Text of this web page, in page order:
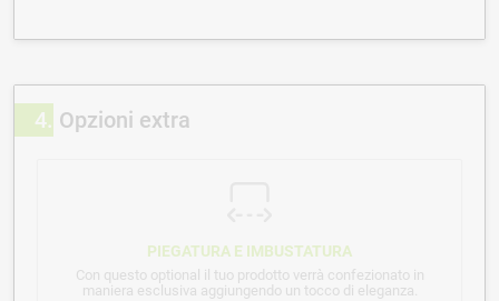
4 Opzioni extra
PIEGATURA E IMBUSTATURA
Con questo optional il tuo prodotto verrà confezionato in
maniera esclusiva aggiungendo un tocco di eleganza.